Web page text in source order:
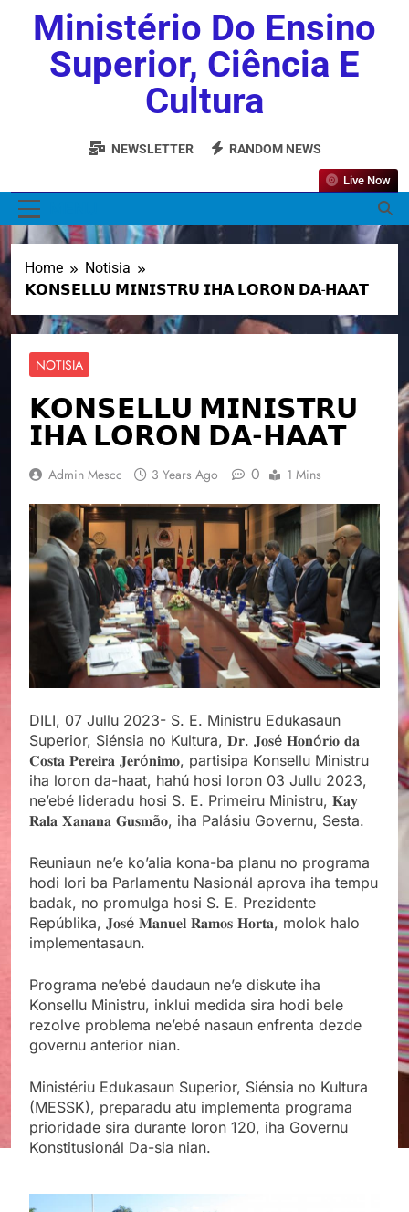
Ministério Do Ensino
Superior, Ciência E
Cultura
NEWSLETTER RANDOM NEWS
Live Now
Home
Notisia
𝗞𝗢𝗡𝗦𝗘𝗟𝗟𝗨 𝗠𝗜𝗡𝗜𝗦𝗧𝗥𝗨 𝗜𝗛𝗔 𝗟𝗢𝗥𝗢𝗡 𝗗𝗔-𝗛𝗔𝗔𝗧
NOTISIA
𝗞𝗢𝗡𝗦𝗘𝗟𝗟𝗨 𝗠𝗜𝗡𝗜𝗦𝗧𝗥𝗨
𝗜𝗛𝗔 𝗟𝗢𝗥𝗢𝗡 𝗗𝗔-𝗛𝗔𝗔𝗧
Admin Mescc 3 Years Ago 0 1 Mins
DILI, 07 Jullu 2023- S. E. Ministru Edukasaun
Superior, Siénsia no Kultura, 𝐃𝐫. 𝐉𝐨𝐬é 𝐇𝐨𝐧ó𝐫𝐢𝐨 𝐝𝐚
𝐂𝐨𝐬𝐭𝐚 𝐏𝐞𝐫𝐞𝐢𝐫𝐚 𝐉𝐞𝐫ó𝐧𝐢𝐦𝐨, partisipa Konsellu Ministru
iha loron da-haat, hahú hosi loron 03 Jullu 2023,
ne’ebé lideradu hosi S. E. Primeiru Ministru, 𝐊𝐚𝐲
𝐑𝐚𝐥𝐚 𝐗𝐚𝐧𝐚𝐧𝐚 𝐆𝐮𝐬𝐦ã𝐨, iha Palásiu Governu, Sesta.
Reuniaun ne’e ko’alia kona-ba planu no programa
hodi lori ba Parlamentu Nasionál aprova iha tempu
badak, no promulga hosi S. E. Prezidente
Repúblika, 𝐉𝐨𝐬é 𝐌𝐚𝐧𝐮𝐞𝐥 𝐑𝐚𝐦𝐨𝐬 𝐇𝐨𝐫𝐭𝐚, molok halo
implementasaun.
Programa ne’ebé daudaun ne’e diskute iha
Konsellu Ministru, inklui medida sira hodi bele
rezolve problema ne’ebé nasaun enfrenta dezde
governu anterior nian.
Ministériu Edukasaun Superior, Siénsia no Kultura
(MESSK), preparadu atu implementa programa
prioridade sira durante loron 120, iha Governu
Konstitusionál Da-sia nian.